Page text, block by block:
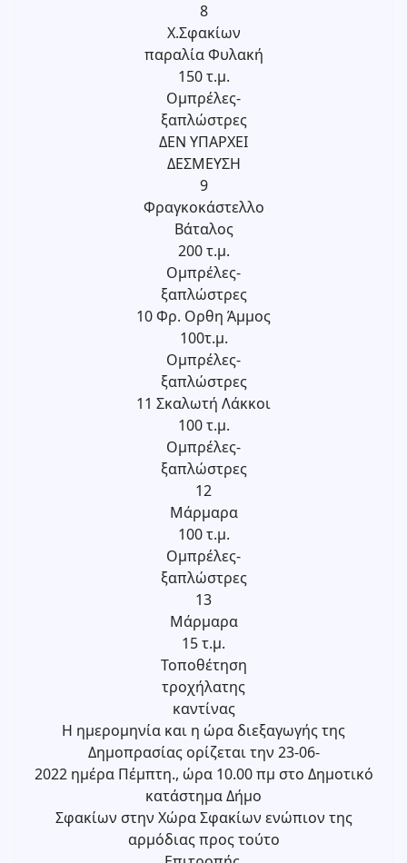
8
Χ.Σφακίων
παραλία Φυλακή
150 τ.μ.
Ομπρέλες-
ξαπλώστρες
ΔΕΝ ΥΠΑΡΧΕΙ
ΔΕΣΜΕΥΣΗ
9
Φραγκοκάστελλο
Βάταλος
200 τ.μ.
Ομπρέλες-
ξαπλώστρες
10 Φρ. Ορθη Άμμος
100τ.μ.
Ομπρέλες-
ξαπλώστρες
11 Σκαλωτή Λάκκοι
100 τ.μ.
Ομπρέλες-
ξαπλώστρες
12
Μάρμαρα
100 τ.μ.
Ομπρέλες-
ξαπλώστρες
13
Μάρμαρα
15 τ.μ.
Τοποθέτηση
τροχήλατης
καντίνας
Η ημερομηνία και η ώρα διεξαγωγής της
Δημοπρασίας ορίζεται την 23-06-
2022 ημέρα Πέμπτη., ώρα 10.00 πμ στο Δημοτικό
κατάστημα Δήμο
Σφακίων στην Χώρα Σφακίων ενώπιον της
αρμόδιας προς τούτο